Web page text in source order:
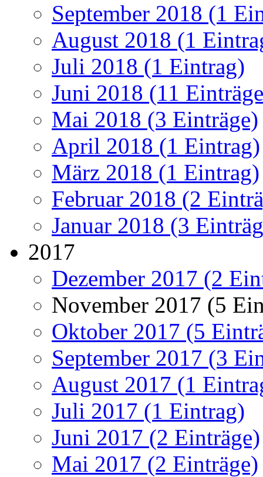
September 2018 (1
August 2018 (1
Juli 2018 (1 Eintrag)
Juni 2018 (11
Mai 2018 (3 Einträge)
April 2018 (1 Eintrag)
März 2018 (1 Eintrag)
Februar 2018 (2
Januar 2018 (3
2017
Dezember 2017 (2
November 2017 (5
Oktober 2017 (5
September 2017 (3
August 2017 (1
Juli 2017 (1 Eintrag)
Juni 2017 (2 Einträge)
Mai 2017 (2 Einträge)